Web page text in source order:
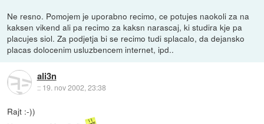
Ne resno. Pomojem je uporabno recimo, ce potujes naokoli za na
kaksen vikend ali pa recimo za kaksn narascaj, ki studira kje pa
placujes siol. Za podjetja bi se recimo tudi splacalo, da dejansko
placas dolocenim usluzbencem internet, ipd..
ali3n
:: 19. nov 2002, 23:38
Rajt :-))